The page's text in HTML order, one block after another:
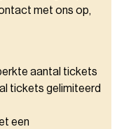
met ons op,
aantal tickets
tickets gelimiteerd
een